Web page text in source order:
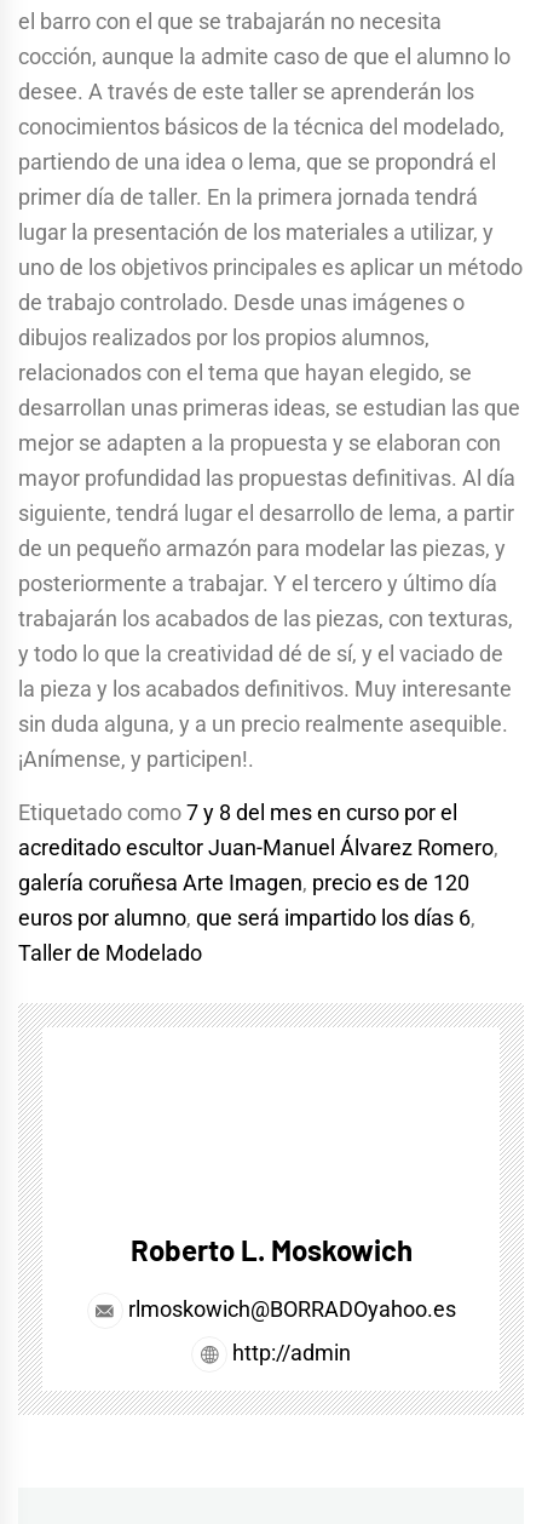
el barro con el que se trabajarán no necesita
cocción, aunque la admite caso de que el alumno lo
desee. A través de este taller se aprenderán los
conocimientos básicos de la técnica del modelado,
partiendo de una idea o lema, que se propondrá el
primer día de taller. En la primera jornada tendrá
lugar la presentación de los materiales a utilizar, y
uno de los objetivos principales es aplicar un método
de trabajo controlado. Desde unas imágenes o
dibujos realizados por los propios alumnos,
relacionados con el tema que hayan elegido, se
desarrollan unas primeras ideas, se estudian las que
mejor se adapten a la propuesta y se elaboran con
mayor profundidad las propuestas definitivas. Al día
siguiente, tendrá lugar el desarrollo de lema, a partir
de un pequeño armazón para modelar las piezas, y
posteriormente a trabajar. Y el tercero y último día
trabajarán los acabados de las piezas, con texturas,
y todo lo que la creatividad dé de sí, y el vaciado de
la pieza y los acabados definitivos. Muy interesante
sin duda alguna, y a un precio realmente asequible.
¡Anímense, y participen!.
Etiquetado como7 y 8 del mes en curso por el
acreditado escultor Juan-Manuel Álvarez Romero,
galería coruñesa Arte Imagen, precio es de 120
euros por alumno, que será impartido los días 6,
Taller de Modelado
Roberto L. Moskowich
rlmoskowich@BORRADOyahoo.es
http://admin